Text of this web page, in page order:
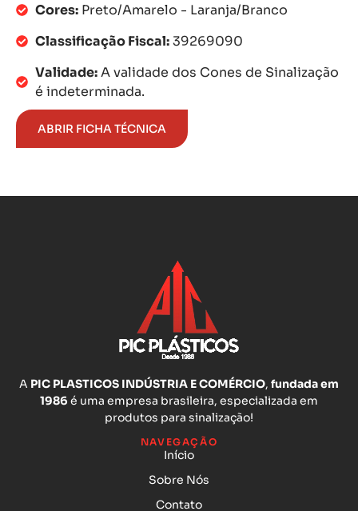
Cores:Preto/Amarelo - Laranja/Branco
Classificação Fiscal:39269090
Validade:A validade dos Cones de Sinalização
é indeterminada.
ABRIR FICHA TÉCNICA
A PIC PLASTICOS INDÚSTRIA E COMÉRCIO, fundada em
1986 é uma empresa brasileira, especializada em
produtos para sinalização!
NAVEGAÇÃO
Início
Sobre Nós
Contato